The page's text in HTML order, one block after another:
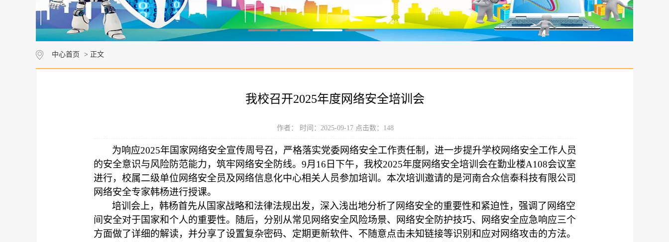
中心首页 > 正文
我校召开2025年度网络安全培训会
作者： 时间：2025-09-17 点击数： 148
为响应2025年国家网络安全宣传周号召，严格落实党委网络安全工作责任制，进一步提升学校网络安全工作人员
的安全意识与风险防范能力，筑牢网络安全防线。 9月 16 日下午，我校2025年度网络安全培训会在勤业楼A108会议室
进行，校属二级单位网络安全员及网络信息化中心相关人员参加培训。本次培训邀请的是河南合众信泰科技有限公司
网络安全专家韩杨进行授课。
培训会上，韩杨首先从国家战略和法律法规出发，深入浅出地分析了网络安全的重要性和紧迫性，强调了网络空
间安全对于国家和个人的重要性。随后，分别从常见网络安全风险场景、网络安全防护技巧、网络安全应急响应三个
方面做了详细的解读，并分享了设置复杂密码、定期更新软件、不随意点击未知链接等识别和应对网络攻击的方法。